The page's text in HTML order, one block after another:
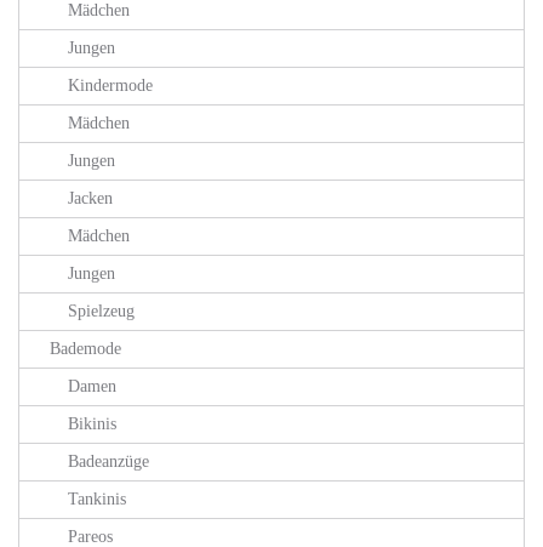
Mädchen
Jungen
Kindermode
Mädchen
Jungen
Jacken
Mädchen
Jungen
Spielzeug
Bademode
Damen
Bikinis
Badeanzüge
Tankinis
Pareos